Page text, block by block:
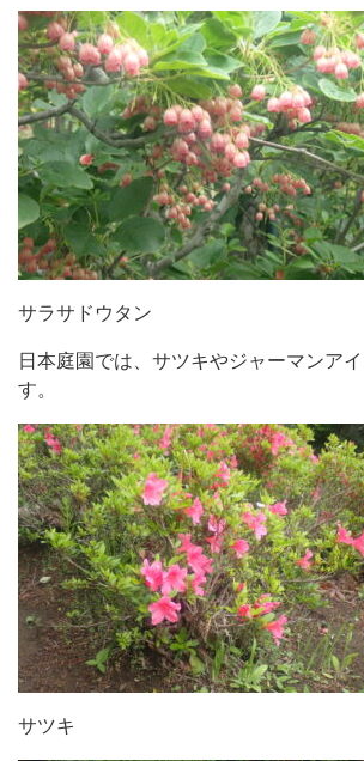
サラサドウタン
日本庭園では、サツキやジャーマンア
す。
サツキ